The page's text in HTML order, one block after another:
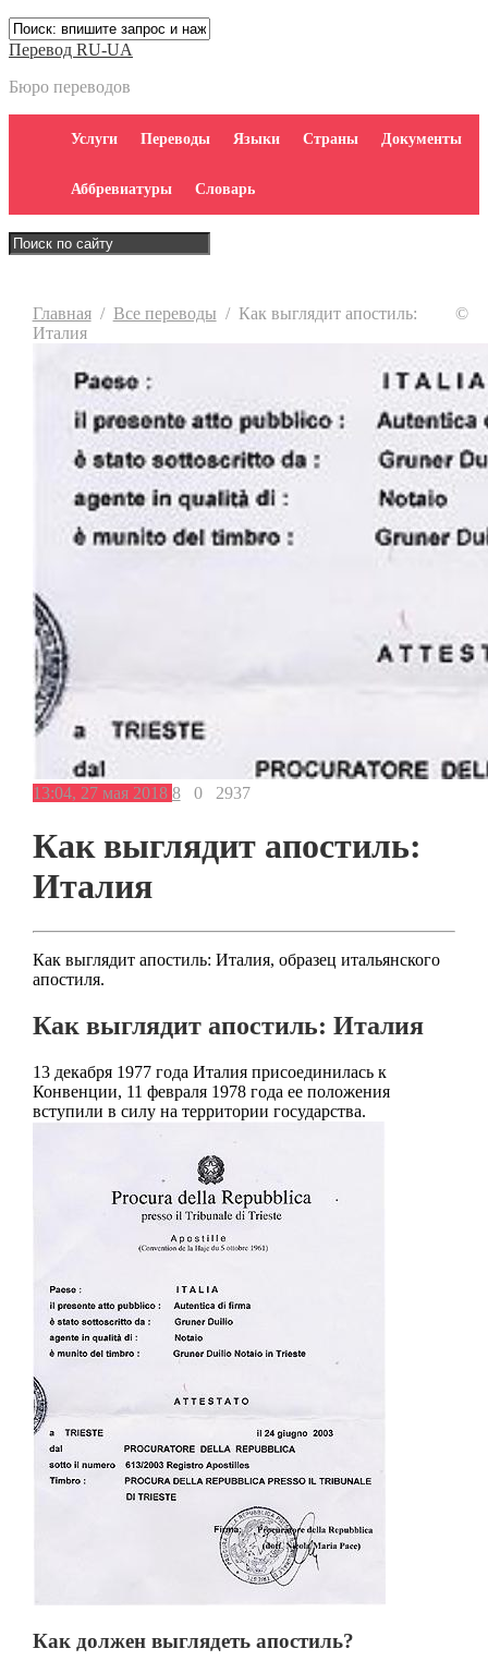
Перевод RU-UA
Бюро переводов
Услуги Переводы Языки Страны Документы
Аббревиатуры Словарь
Главная/ Все переводы / Как выглядит апостиль:
Италия
13:04, 27 мая 2018 8 0 2937
Как выглядит апостиль:
Италия
Как выглядит апостиль: Италия, образец итальянского
апостиля.
Как выглядит апостиль: Италия
13 декабря 1977 года Италия присоединилась к
Конвенции, 11 февраля 1978 года ее положения
вступили в силу на территории государства.
Как должен выглядеть апостиль?
©